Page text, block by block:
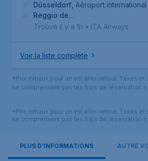
Düsseldorf Aéroport
Reggio de
Calabre, Aéroport de Reggio de
Trouvé il y a 1h • ITA Airways
Voir la liste complète
*Prix initiaux pour un vol aller-retour. Taxes
ne comprennent pas les frais de réservation à
*Prix initiaux pour un vol aller-retour. Taxes
ne comprennent pas les frais de réservation à
PLUS D'INFORMATIONS AUTRE